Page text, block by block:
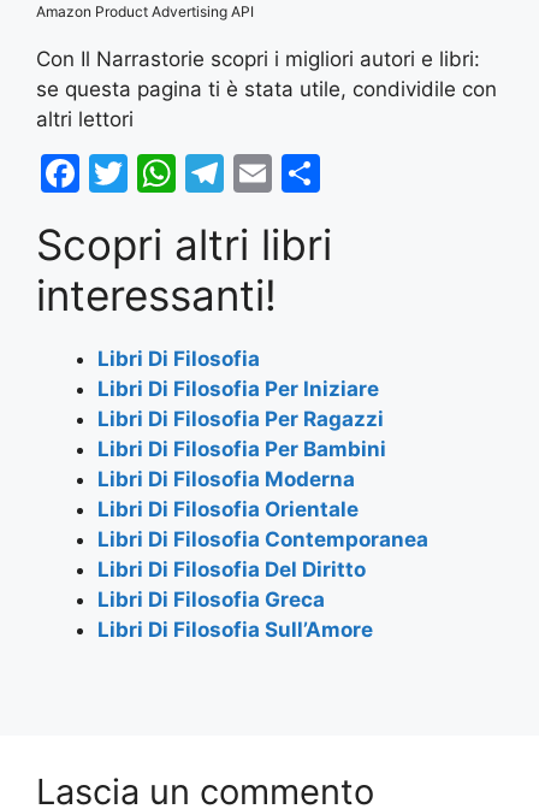
Amazon Product Advertising API
Con Il Narrastorie scopri i migliori autori e libri:
se questa pagina ti è stata utile, condividile con
altri lettori
F
c
e
b
o
o
k
T
itt
er
W
at
s
A
p
p
T
e
gr
a
m
E
ai
l
ar
Scopri altri libri
interessanti!
Libri Di Filosofia
Libri Di Filosofia Per Iniziare
Libri Di Filosofia Per Ragazzi
Libri Di Filosofia Per Bambini
Libri Di Filosofia Moderna
Libri Di Filosofia Orientale
Libri Di Filosofia Contemporanea
Libri Di Filosofia Del Diritto
Libri Di Filosofia Greca
Libri Di Filosofia Sull’Amore
Lascia un commento